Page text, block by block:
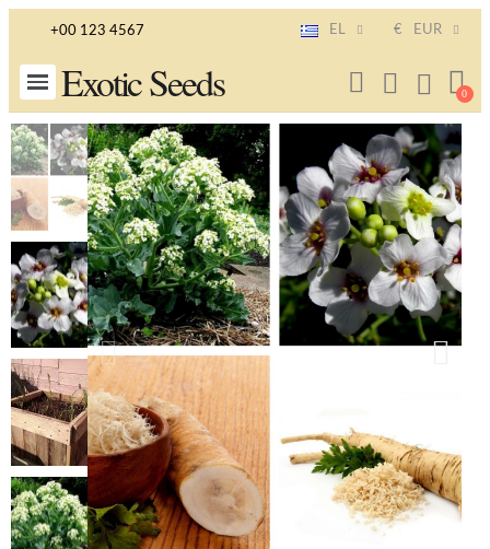
+00 123 4567 EL € EUR
Exotic Seeds